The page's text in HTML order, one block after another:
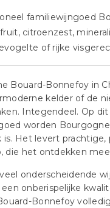
familiewijngoed
citroenzest,
of rijke
Bouard-Bonnefoy in
kelder of de
Integendeel. Op dit
worden
is. Het levert
die het ontdekken
onderscheidende
een onberispelijke
Bonnefoy